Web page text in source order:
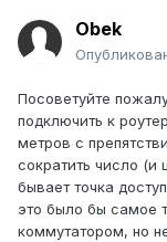
Obek
Посоветуйте
подключить к
метров с
сократить число (и
бывает точка
это было бы самое
коммутатором, но